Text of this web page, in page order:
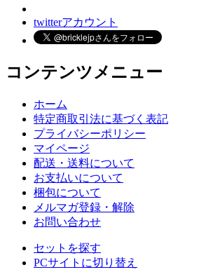
twitterアカウント
コンテンツメニュー
ホーム
特定商取引法に基づく表記
プライバシーポリシー
マイページ
配送・送料について
お支払いについて
梱包について
メルマガ登録・解除
お問い合わせ
セットを探す
PCサイトに切り替え